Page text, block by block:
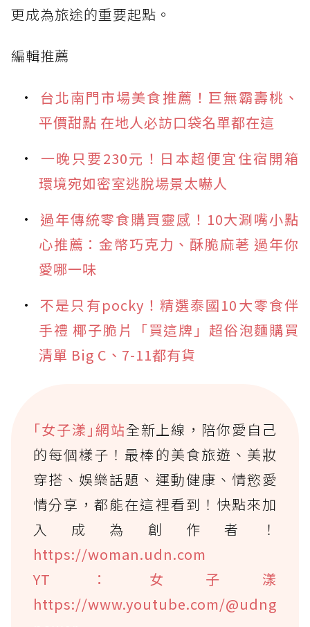
更成為旅途的重要起點。
編輯推薦
台北南門市場美食推薦！巨無霸壽桃、
平價甜點 在地人必訪口袋名單都在這
一晚只要230元！日本超便宜住宿開箱
環境宛如密室逃脫場景太嚇人
過年傳統零食購買靈感！10大涮嘴小點
心推薦：金幣巧克力、酥脆麻荖 過年你
愛哪一味
不是只有pocky！精選泰國10大零食伴
手禮 椰子脆片「買這牌」超俗泡麵購買
清單 Big C、7-11都有貨
｢女子漾｣網站全新上線，陪你愛自己
的每個樣子！最棒的美食旅遊、美妝
穿搭、娛樂話題、運動健康、情慾愛
情分享，都能在這裡看到！快點來加
入成為創作者！
https://woman.udn.com
YT：女子漾
https://www.youtube.com/@udng